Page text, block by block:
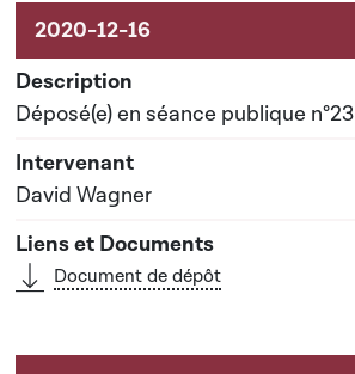
Aktivitéiten um Dossier
Déposé(e) en séance publique n°23
David Wagner
Document de dépôt